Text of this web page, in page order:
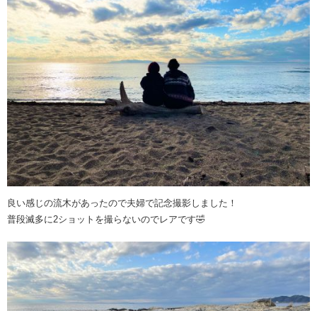
良い感じの流木があったので夫婦で記念撮影しました！
普段滅多に2ショットを撮らないのでレアです🤣